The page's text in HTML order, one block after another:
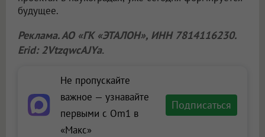
будущее.
Реклама. АО «ГК «ЭТАЛОН», ИНН 7814116230.
Erid: 2VtzqwcAJYa.
Не пропускайте
важное — узнавайте
первыми с Om1 в
«Макс»
Подписаться